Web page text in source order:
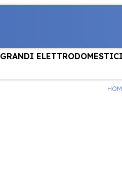
GRANDI ELETTRODOMESTICI